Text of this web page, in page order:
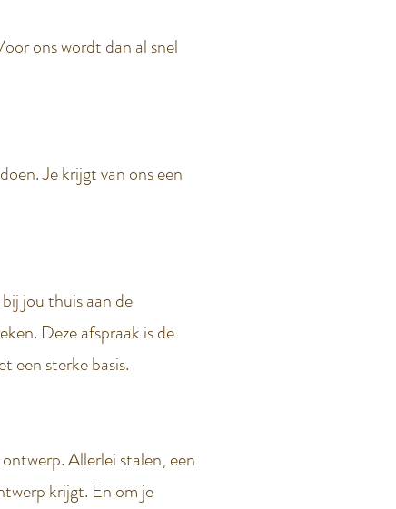
ons wordt dan al snel
Je krijgt van ons een
jou thuis aan de
Deze afspraak is de
een sterke basis.
Allerlei stalen, een
krijgt. En om je